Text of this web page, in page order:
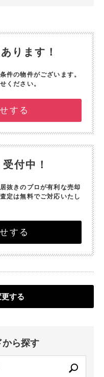
ります！
件の物件がございます。
ください。
する
付中！
居抜きのプロが有利な売却
定は無料でご対応いたし
する
する
から探す